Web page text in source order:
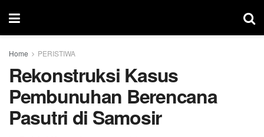
Home PERISTIWA
Rekonstruksi Kasus
Pembunuhan Berencana
Pasutri di Samosir